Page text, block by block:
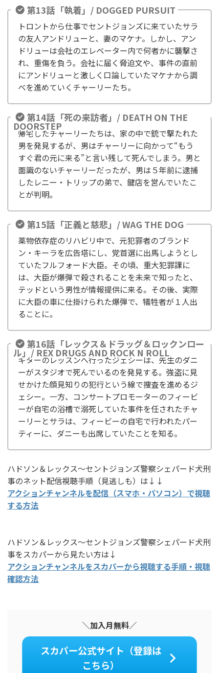
第13話「執着」/ DOGGED PURSUIT
トロントから仕事でセントジョンズに来ていたサラ
の友人アンドリューと、妻のマケナ。しかし、アン
ドリューは会社のエレベーター内で何者かに襲撃さ
れ、重傷を負う。会社に届く脅迫文や、事件の直前
にアンドリューと激しく口論していたマケナから調
べを進めていくチャーリーたち。
第14話「死の来訪者」/ DEATH ON THE
DOORSTEP
帰宅したチャーリーたちは、家の中で銃で撃たれた
男を発見するが、男はチャーリーに向かって“もう
すぐ君の元に来る”と言い残して死んでしまう。男と
面識のないチャーリーだったが、男は５年前に逮捕
したレニー・トリップの弟で、鍵店を営んでいたこ
とが判明。
第15話「正義と慈悲」/ WAG THE DOG
薬物依存症のリハビリ中で、元犯罪者のブランド
ン・キーラを広告塔にし、党首選に出馬しようとし
ていたフルフォード大臣。その頃、重大犯罪課に
は、大臣が爆弾で殺されることを未来で知ったと、
テッドという男性が情報提供に来る。その後、実際
に大臣の車に仕掛けられた爆弾で、犠牲者が１人出
ることに。
第16話「レックス＆ドラッグ＆ロックンロー
ル」/ REX DRUGS AND ROCK N ROLL
ギターのレッスンへ行ったジェシーは、先生のダニ
ーがスタジオで死んでいるのを発見する。強盗に見
せかけた顔見知りの犯行という線で捜査を進めるジ
ェシー。一方、コンサートプロモーターのフィービ
ーが自宅の浴槽で溺死していた事件を任されたチャ
ーリーとサラは、フィービーの自宅で行われたパー
ティーに、ダニーも出席していたことを知る。
ハドソン＆レックス～セントジョンズ警察シェパード犬刑
事のネット配信視聴手順（見逃しも）は↓↓
アクションチャンネルを配信（スマホ・パソコン）で視聴
する方法
ハドソン＆レックス～セントジョンズ警察シェパード犬刑
事をスカパーから見たい方は↓
アクションチャンネルをスカパーから視聴する手順・視聴
確認方法
＼加入月無料／
スカパー公式サイト（登録は
こちら）